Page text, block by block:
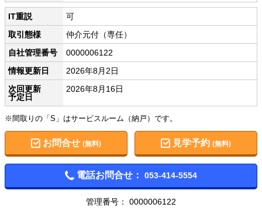
IT重説
可
取引態様
仲介元付（専任）
自社管理番号
0000006122
情報更新日
2026年8月2日
次回更新
予定日
2026年8月16日
※間取りの「S」はサービスルーム（納戸）です。
お問合せ (無料) 見学予約(無料)
電話お問合せ： 053-414-5554
管理番号： 0000006122